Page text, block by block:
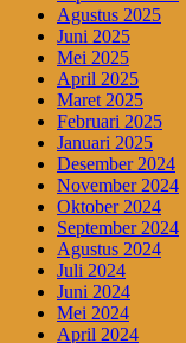
Agustus 2025
Juni 2025
Mei 2025
April 2025
Maret 2025
Februari 2025
Januari 2025
Desember 2024
November 2024
Oktober 2024
September 2024
Agustus 2024
Juli 2024
Juni 2024
Mei 2024
April 2024